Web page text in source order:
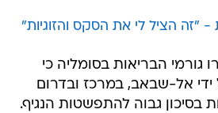
- "זה הציל לי את הסקס והזוגיות"
גורמי הבריאות בסומליה כי
ידי אל-שבאב, במרכז ובדרום
בסיכון גבוה להתפשטות הנגיף.